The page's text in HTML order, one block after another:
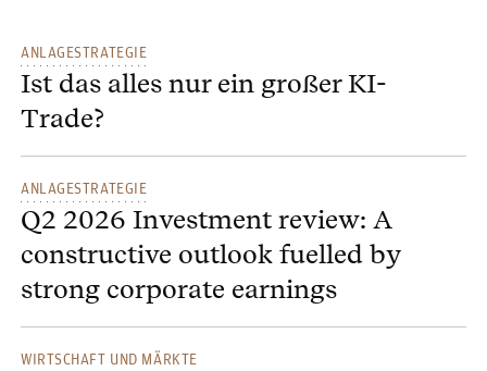
ANLAGESTRATEGIE
Ist das alles nur ein großer KI-
Trade?
ANLAGESTRATEGIE
Q2 2026 Investment review: A
constructive outlook fuelled by
strong corporate earnings
WIRTSCHAFT UND MÄRKTE